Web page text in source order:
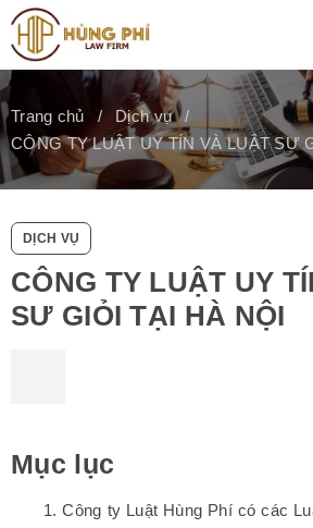
Trang chủ
Dịch vụ
CÔNG TY LUẬT UY TÍN VÀ LUẬT SƯ
DỊCH VỤ
CÔNG TY LUẬT UY
SƯ GIỎI TẠI HÀ NỘI
Mục lục
1. Công ty Luật Hùng Phí có các